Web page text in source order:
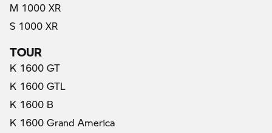
M 1000 XR
S 1000 XR
TOUR
K 1600 GT
K 1600 GTL
K 1600 B
K 1600 Grand America